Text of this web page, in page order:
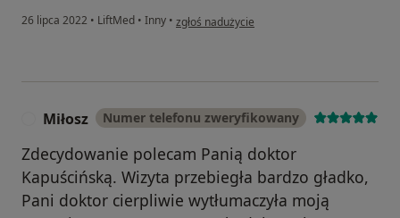
26 lipca 2022 • LiftMed • Inny • w opinii użytkownika Joanna
zgłoś nadużycie
Miłosz Numer telefonu zweryfikowany
Zdecydowanie polecam Panią doktor
Kapuścińską. Wizyta przebiegła bardzo gładko,
Pani doktor cierpliwie wytłumaczyła moją